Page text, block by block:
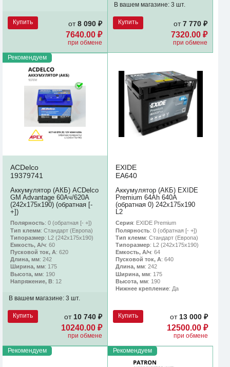
Купить от8 090 ₽
7640.00 ₽
при обмене
В вашем магазине: 3 шт.
Купить от7 770 ₽
7320.00 ₽
при обмене
Рекомендуем
ACDelco
19379741
Аккумулятор (АКБ) ACDelco
GM Advantage 60Ач/620А
(242х175х190) (обратная [-
+])
Полярность: 0 (обратная [- +])
Тип клемм: Стандарт (Европа)
Типоразмер: L2 (242х175х190)
Емкость, А/ч: 60
Пусковой ток, А: 620
Длина, мм: 242
Ширина, мм: 175
Высота, мм: 190
Напряжение, В: 12
В вашем магазине: 3 шт.
Купить от10 740 ₽
10240.00 ₽
при обмене
EXIDE
EA640
Аккумулятор (АКБ) EXIDE
Premium 64Ah 640A
(обратная 0) 242x175x190
L2
Серия: EXIDE Premium
Полярность: 0 (обратная [- +])
Тип клемм: Стандарт (Европа)
Типоразмер: L2 (242х175х190)
Емкость, А/ч: 64
Пусковой ток, А: 640
Длина, мм: 242
Ширина, мм: 175
Высота, мм: 190
Нижнее крепление: Да
Купить от13 000 ₽
12500.00 ₽
при обмене
Рекомендуем Рекомендуем